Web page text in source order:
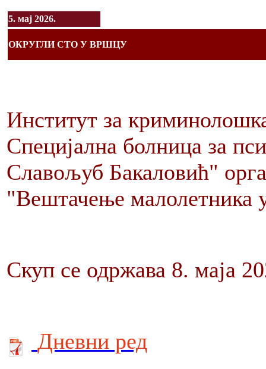
5. мај 2026.
ОКРУГЛИ СТО У ВРШЦУ
Институт за
Специјална болница за
Славољуб Бакаловић"
"Вештачење малолетника
Скуп се одржава 8. маја
Дневни ред